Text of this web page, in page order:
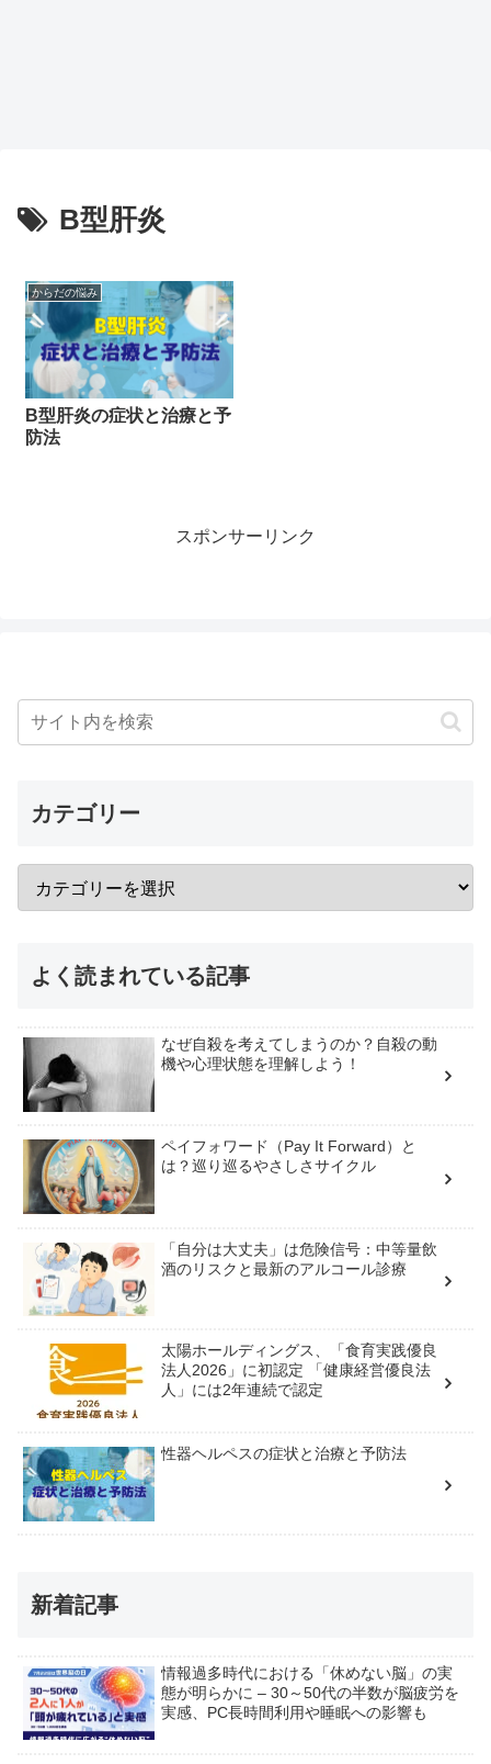
B型肝炎
からだの悩み
B型肝炎の症状と治療と予
防法
スポンサーリンク
カテゴリー
よく読まれている記事
なぜ自殺を考えてしまうのか？自殺の動
機や心理状態を理解しよう！
ペイフォワード（Pay It Forward）と
は？巡り巡るやさしさサイクル
「自分は大丈夫」は危険信号：中等量飲
酒のリスクと最新のアルコール診療
太陽ホールディングス、「食育実践優良
法人2026」に初認定 「健康経営優良法
人」には2年連続で認定
性器ヘルペスの症状と治療と予防法
新着記事
情報過多時代における「休めない脳」の実
態が明らかに – 30～50代の半数が脳疲労を
実感、PC長時間利用や睡眠への影響も